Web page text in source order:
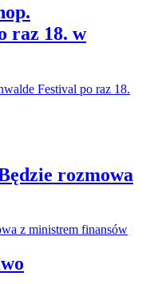
raz 18. w
rozmowa